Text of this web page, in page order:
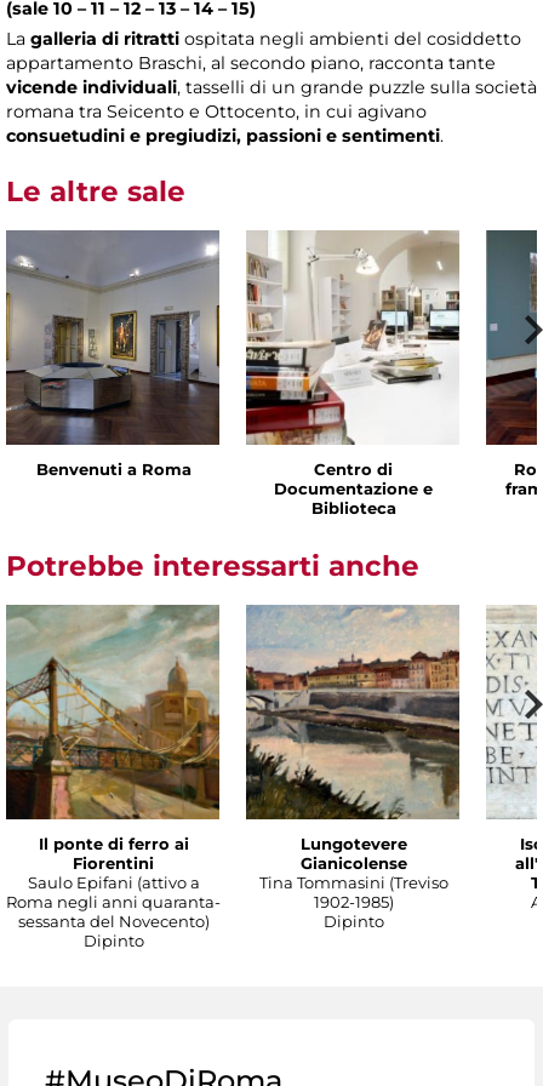
(sale 10 – 11 – 12 – 13 – 14 – 15)
La galleria di ritratti ospitata negli ambienti del cosiddetto
appartamento Braschi, al secondo piano, racconta tante
vicende individuali, tasselli di un grande puzzle sulla società
romana tra Seicento e Ottocento, in cui agivano
consuetudini e pregiudizi, passioni e sentimenti.
Le altre sale
Benvenuti a Roma
Centro di
Documentazione e
Biblioteca
Potrebbe interessarti anche
Il ponte di ferro ai
Fiorentini
Saulo Epifani (attivo a
Roma negli anni quaranta-
sessanta del Novecento)
Dipinto
Lungotevere
Gianicolense
Tina Tommasini (Treviso
1902-1985)
Dipinto